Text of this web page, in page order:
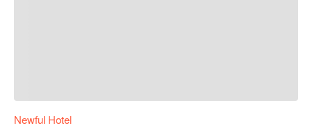
Newful Hotel